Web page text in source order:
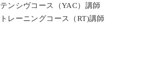
ンシヴコース（YAC）講師
レーニングコース（RT)講師